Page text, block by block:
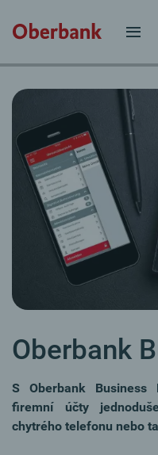
Oberbank
S Oberbank Business
firemní účty
chytrého telefonu nebo